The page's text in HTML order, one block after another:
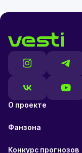
О проекте
Фанзона
Конкурс прогнозов